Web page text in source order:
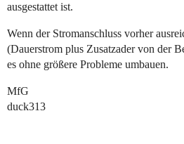
ausgestattet ist.
Wenn der Stromanschluss vorher
(Dauerstrom plus Zusatzader von der
es ohne größere Probleme umbauen.
MfG
duck313